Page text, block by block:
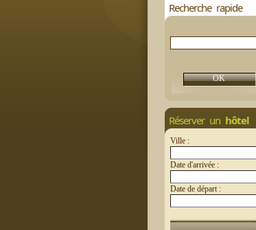
Recherche rapide
Réserver un hôtel
Ville :
Date d'arrivée :
Date de départ :